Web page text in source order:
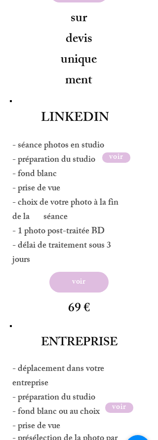
sur
devis
unique
ment
LINKEDIN
- séance photos en studio
- préparation du studio
- fond blanc
- prise de vue
- choix de votre photo à la fin
de la séance
- 1 photo post-traitée BD
- délai de traitement sous 3
jours
voir
voir
69 €
ENTREPRISE
- déplacement dans votre
entreprise
- préparation du studio
- fond blanc ou au choix
- prise de vue
voir